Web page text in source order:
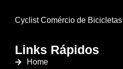
Cyclist Comércio de
Links Rápidos
Home